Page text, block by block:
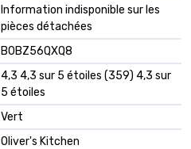
‎Information indisponible sur les
pièces détachées
B0BZ56QXQ8
4,3 4,3 sur 5 étoiles (359) 4,3 sur
5 étoiles
Vert
Oliver's Kitchen